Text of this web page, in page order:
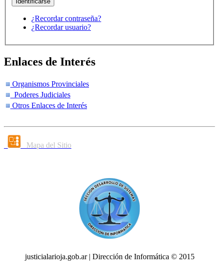
¿Recordar contraseña?
¿Recordar usuario?
Enlaces de Interés
Organismos Provinciales
Poderes Judiciales
Otros Enlaces de Interés
Mapa del Sitio
justicialarioja.gob.ar | Dirección de Informática © 2015